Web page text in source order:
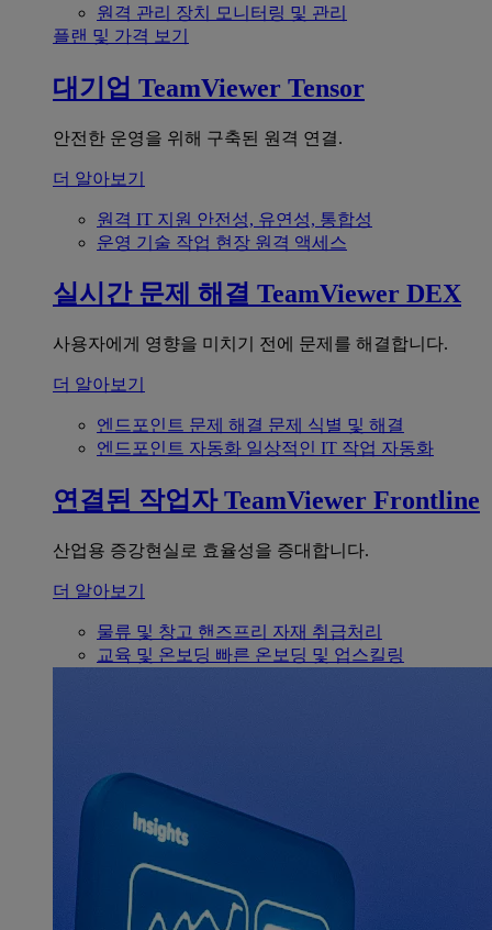
원격 관리 장치 모니터링 및 관리
플랜 및 가격 보기
대기업 TeamViewer Tensor
안전한 운영을 위해 구축된 원격 연결.
더 알아보기
원격 IT 지원 안전성, 유연성, 통합성
운영 기술 작업 현장 원격 액세스
실시간 문제 해결 TeamViewer DEX
사용자에게 영향을 미치기 전에 문제를 해결합니다.
더 알아보기
엔드포인트 문제 해결 문제 식별 및 해결
엔드포인트 자동화 일상적인 IT 작업 자동화
연결된 작업자 TeamViewer Frontline
산업용 증강현실로 효율성을 증대합니다.
더 알아보기
물류 및 창고 핸즈프리 자재 취급처리
교육 및 온보딩 빠른 온보딩 및 업스킬링